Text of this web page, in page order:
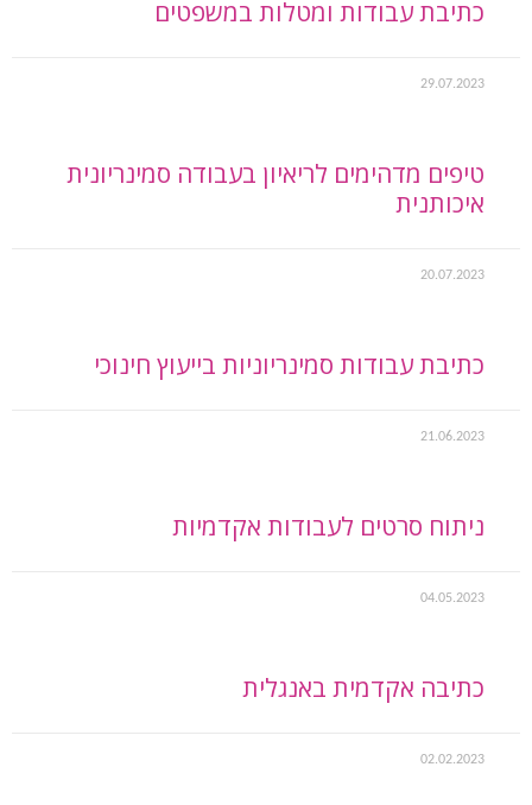
כתיבת עבודות ומטלות במשפטים
29.07.2023
טיפים מדהימים לריאיון בעבודה סמינריונית
איכותנית
20.07.2023
כתיבת עבודות סמינריוניות בייעוץ חינוכי
21.06.2023
ניתוח סרטים לעבודות אקדמיות
04.05.2023
כתיבה אקדמית באנגלית
02.02.2023